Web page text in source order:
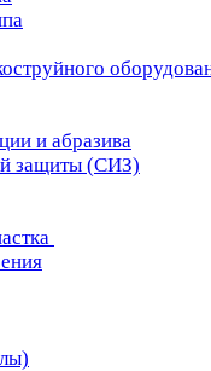
и абразива
защиты (СИЗ)